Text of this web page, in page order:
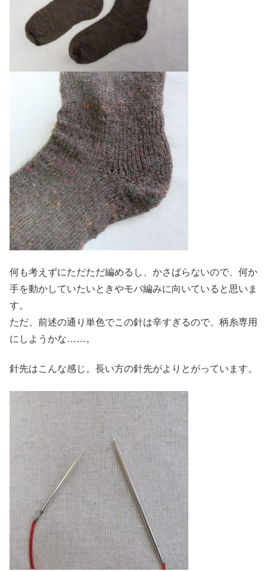
何も考えずにただただ編めるし、かさばらないので、何か
手を動かしていたいときやモバ編みに向いていると思いま
す。
ただ、前述の通り単色でこの針は辛すぎるので、柄糸専用
にしようかな……。
針先はこんな感じ。長い方の針先がよりとがっています。